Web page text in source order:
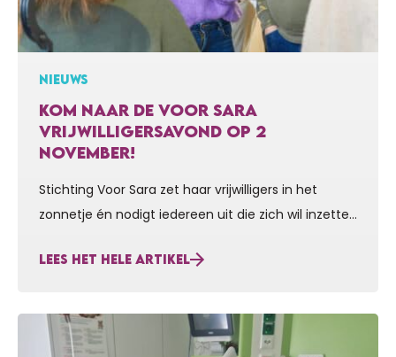
NIEUWS
KOM NAAR DE VOOR SARA
VRIJWILLIGERSAVOND OP 2
NOVEMBER!
Stichting Voor Sara zet haar vrijwilligers in het
zonnetje én nodigt iedereen uit die zich wil inzetten
je ook naar onze vrijwilligersavond op maandag 2
Voor Sara kan haar werk uitvoeren mede dankzij de
hulp van vele vrijwilligers. We kunnen echter áltijd
LEES HET HELE ARTIKEL